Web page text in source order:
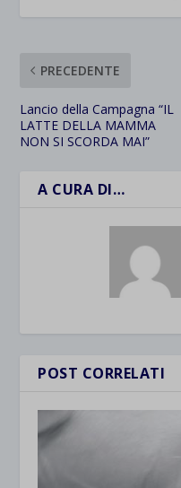
PRECEDENTE
Lancio della Campagna “IL
LATTE DELLA MAMMA
NON SI SCORDA MAI”
A CURA DI…
POST CORRELATI